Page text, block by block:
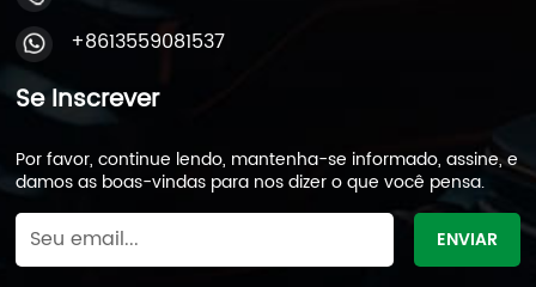
e de armazenamento de energia da China —
impulsionada pela liderança global na produção de
parcialmente a queda nas exportações. No entanto,
o crescimento dos veículos de nova energia está
gradualmente substituindo as tradicionais baterias
de chumbo-ácido. Políticas ambientais mais
rigorosas: Regulamentações mais rigorosas sobre
reciclagem de baterias e controle da poluição
aceleram a consolidação do setor. PMEs estão saindo
+8613559081537
Se Inscrever
Por favor, continue lendo, mantenha-se informado, assine, e
damos as boas-vindas para nos dizer o que você pensa.